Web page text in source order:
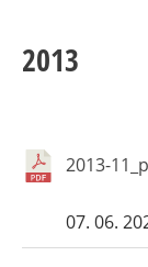
2013
2013-
07. 06.